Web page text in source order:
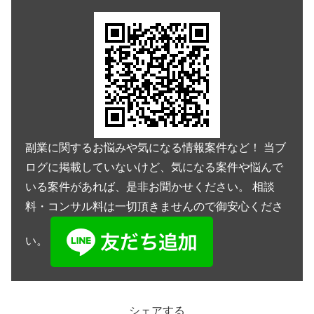
副業に関するお悩みや気になる情報案件など！ 当ブ
ログに掲載していないけど、気になる案件や悩んで
いる案件があれば、是非お聞かせください。 相談
料・コンサル料は一切頂きませんので御安心くださ
い。
シェアする